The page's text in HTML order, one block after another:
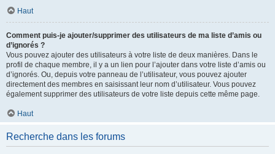
Haut
Comment puis-je ajouter/supprimer des utilisateurs de ma liste d’amis ou
d’ignorés ?
Vous pouvez ajouter des utilisateurs à votre liste de deux manières. Dans le
profil de chaque membre, il y a un lien pour l’ajouter dans votre liste d’amis ou
d’ignorés. Ou, depuis votre panneau de l’utilisateur, vous pouvez ajouter
directement des membres en saisissant leur nom d’utilisateur. Vous pouvez
également supprimer des utilisateurs de votre liste depuis cette même page.
Haut
Recherche dans les forums